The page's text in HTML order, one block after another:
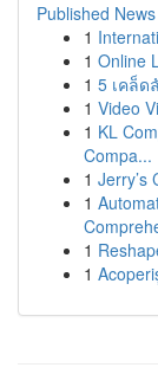
Published News
1
1 Online
1 5 เคล็ด
1 Video
1 KL
Compa...
1 Jerry’s
1
1
1